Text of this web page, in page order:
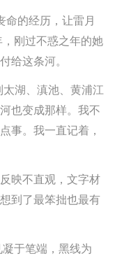
命的经历，让雷月
刚过不惑之年的她
给这条河。
太湖、滇池、黄浦江
也变成那样。我不
事。我一直记着，
映不直观，文字材
到了最笨拙也最有
于笔端，黑线为